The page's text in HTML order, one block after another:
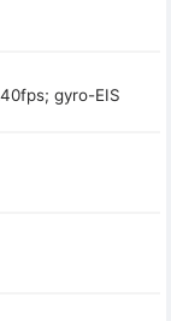
gyro-EIS